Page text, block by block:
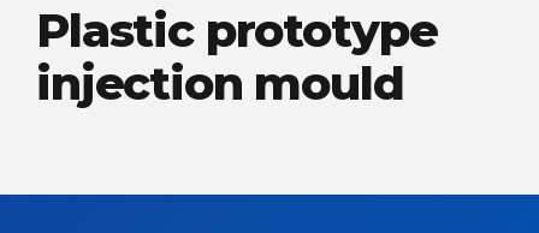
Plastic prototype
injection mould